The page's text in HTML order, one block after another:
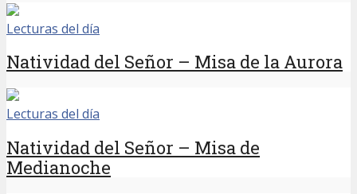
Lecturas del día
Natividad del Señor – Misa de la Aurora
Lecturas del día
Natividad del Señor – Misa de
Medianoche